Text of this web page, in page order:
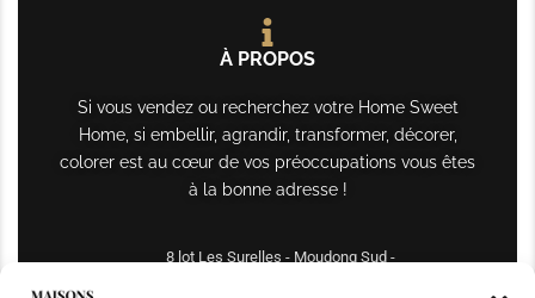
À PROPOS
Si vous vendez ou recherchez votre Home Sweet
Home, si embellir, agrandir, transformer, décorer,
colorer est au cœur de vos préoccupations vous êtes
à la bonne adresse !
8 lot Les Surelles - Moudong Sud -